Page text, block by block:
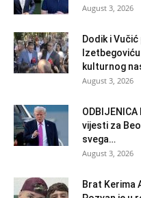
August 3, 2026
Dodik i
kulturnog
August 3, 2026
vijesti za
svega…
August 3, 2026
Brat Kerima